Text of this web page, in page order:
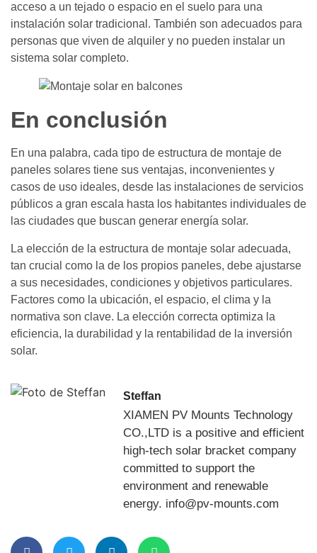
acceso a un tejado o espacio en el suelo para una
instalación solar tradicional. También son adecuados para
personas que viven de alquiler y no pueden instalar un
sistema solar completo.
En conclusión
En una palabra, cada tipo de estructura de montaje de
paneles solares tiene sus ventajas, inconvenientes y
casos de uso ideales, desde las instalaciones de servicios
públicos a gran escala hasta los habitantes individuales de
las ciudades que buscan generar energía solar.
La elección de la estructura de montaje solar adecuada,
tan crucial como la de los propios paneles, debe ajustarse
a sus necesidades, condiciones y objetivos particulares.
Factores como la ubicación, el espacio, el clima y la
normativa son clave. La elección correcta optimiza la
eficiencia, la durabilidad y la rentabilidad de la inversión
solar.
Steffan
XIAMEN PV Mounts Technology
CO.,LTD is a positive and efficient
high-tech solar bracket company
committed to support the
environment and renewable
energy. info@pv-mounts.com